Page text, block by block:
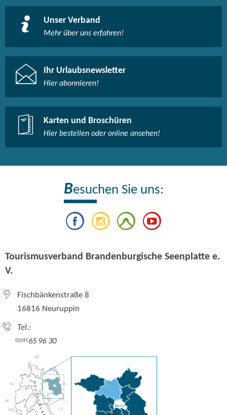
Unser Verband
Mehr über uns erfahren!
Ihr Urlaubsnewsletter
Hier abonnieren!
Karten und Broschüren
Hier bestellen oder online ansehen!
Besuchen Sie uns:
Tourismusverband Brandenburgische Seenplatte e.
V.
Fischbänkenstraße 8
16816 Neuruppin
Tel.:
0339165 96 30